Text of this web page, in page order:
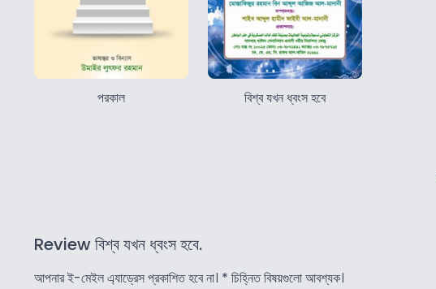
পরকাল বিশ্ব যখন ধ্বংস হবে
Review বিশ্ব যখন ধ্বংস হবে.
আপনার ই-মেইল এ্যাড্রেস প্রকাশিত হবে না। * চিহ্নিত বিষয়গুলো আবশ্যক।